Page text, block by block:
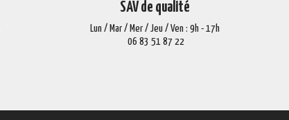
SAV de qualité
Lun / Mar / Mer / Jeu / Ven : 9h - 17h
06 83 51 87 22